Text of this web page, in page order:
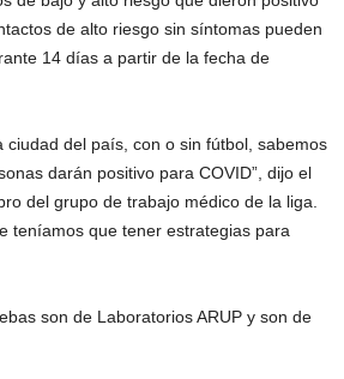
de alto riesgo sin síntomas pueden
14 días a partir de la fecha de
ciudad del país, con o sin fútbol, ​​sabemos
darán positivo para COVID”, dijo el
del grupo de trabajo médico de la liga.
teníamos que tener estrategias para
son de Laboratorios ARUP y son de